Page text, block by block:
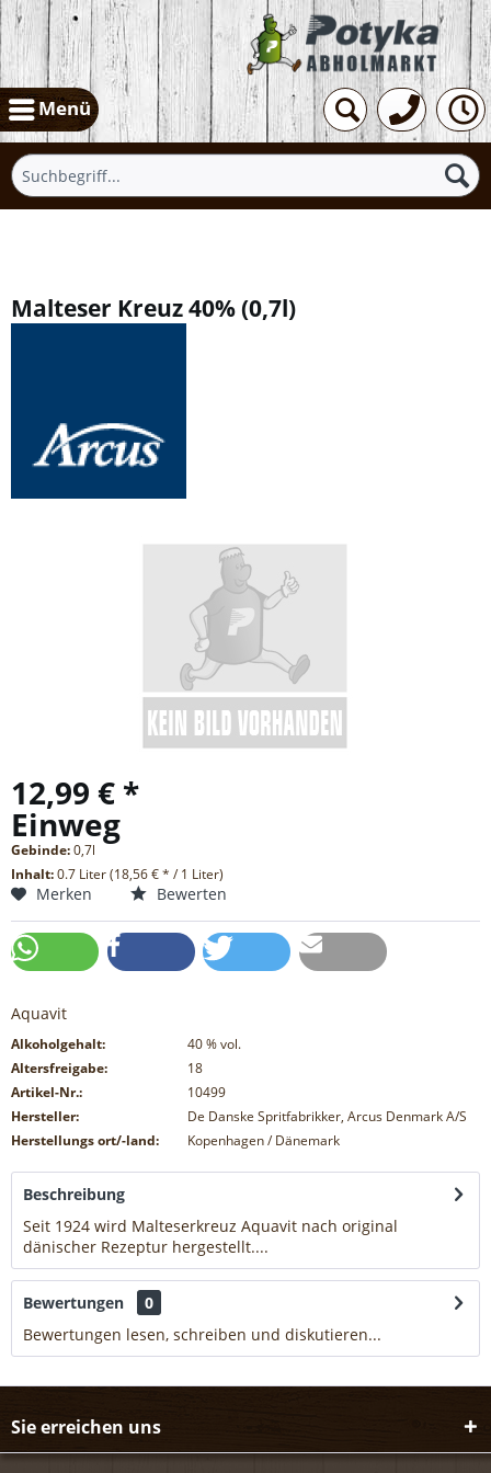
Menü
Malteser Kreuz 40%(0,7l)
12,99 € *
Einweg
Gebinde:0,7l
Inhalt:0.7 Liter (18,56 € * / 1 Liter)
Merken Bewerten
Aquavit
Alkoholgehalt: 40% vol.
Altersfreigabe:
18
Artikel-Nr.:
10499
Hersteller:
De Danske Spritfabrikker, Arcus Denmark A/S
Herstellungs ort/-land:
Kopenhagen / Dänemark
Beschreibung
Seit 1924 wird Malteserkreuz Aquavit nach original
dänischer Rezeptur hergestellt....
Bewertungen
0
Bewertungen lesen, schreiben und diskutieren...
Sie erreichen uns